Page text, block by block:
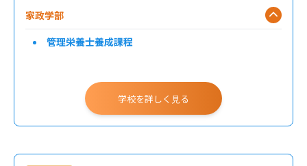
家政学部
管理栄養士養成課程
学校を詳しく見る